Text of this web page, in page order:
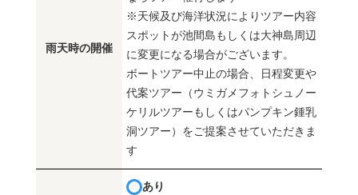
雨天時の開催
※天候及び海洋状況によりツアー内容
スポットが池間島もしくは大神島周辺
に変更になる場合がございます。
ボートツアー中止の場合、日程変更や
代案ツアー（ウミガメフォトシュノー
ケリルツアーもしくはパンプキン鍾乳
洞ツアー）をご提案させていただきま
す
あり